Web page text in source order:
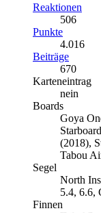
Reaktionen
506
Punkte
4.016
Beiträge
670
Karteneintrag
nein
Boards
Goya
(2018),
Tabou
Segel
North
5.4, 6.6,
Finnen